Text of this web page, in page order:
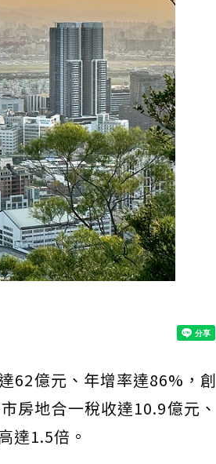
62億元、年增率達86%，創
房地合一稅收達10.9億元、
達1.5倍。